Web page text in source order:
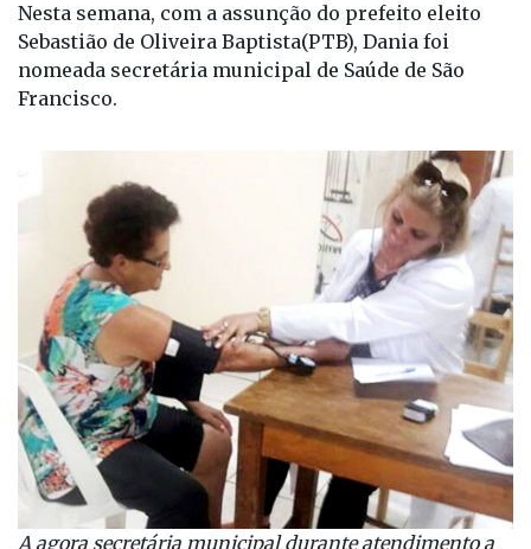
Nesta semana, com a assunção do prefeito eleito
Sebastião de Oliveira Baptista(PTB), Dania foi
nomeada secretária municipal de Saúde de São
Francisco.
A agora secretária municipal durante atendimento a